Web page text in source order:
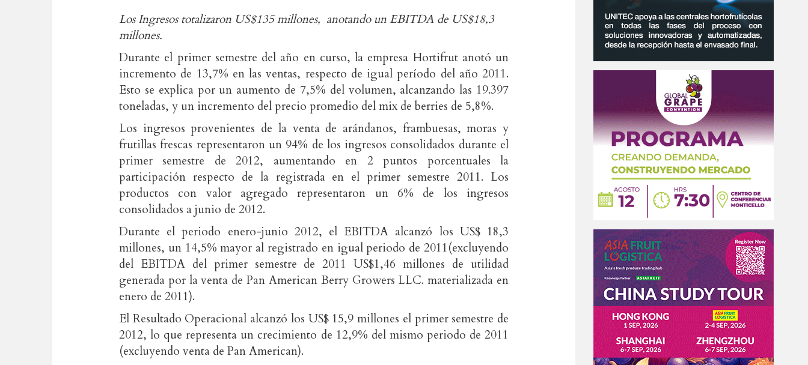
Los Ingresos totalizaron US$135 millones, anotando un EBITDA de US$18,3
millones.
Durante el primer semestre del año en curso, la empresa Hortifrut anotó un
incremento de 13,7% en las ventas, respecto de igual período del año 2011.
Esto se explica por un aumento de 7,5% del volumen, alcanzando las 19.397
toneladas, y un incremento del precio promedio del mix de berries de 5,8%.
Los ingresos provenientes de la venta de arándanos, frambuesas, moras y
frutillas frescas representaron un 94% de los ingresos consolidados durante el
primer semestre de 2012, aumentando en 2 puntos porcentuales la
participación respecto de la registrada en el primer semestre 2011. Los
productos con valor agregado representaron un 6% de los ingresos
consolidados a junio de 2012.
Durante el periodo enero-junio 2012, el EBITDA alcanzó los US$ 18,3
millones, un 14,5% mayor al registrado en igual periodo de 2011(excluyendo
del EBITDA del primer semestre de 2011 US$1,46 millones de utilidad
generada por la venta de Pan American Berry Growers LLC. materializada en
enero de 2011).
El Resultado Operacional alcanzó los US$ 15,9 millones el primer semestre de
2012, lo que representa un crecimiento de 12,9% del mismo periodo de 2011
(excluyendo venta de Pan American).